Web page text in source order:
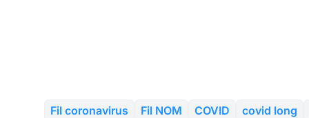
Fil coronavirus Fil NOM COVID covid long